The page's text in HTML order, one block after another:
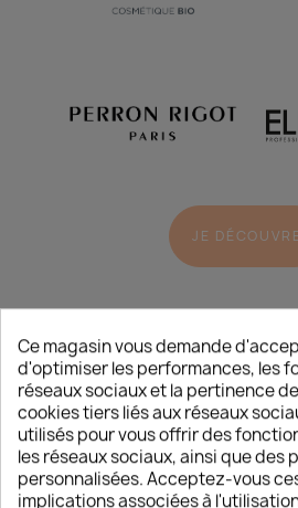
JE DÉCOUVRE
L’ACTUALITÉ/
Ce magasin vous demande
d'optimiser les performances, les
réseaux sociaux et la pertinence
cookies tiers liés aux réseaux
utilisés pour vous offrir des
les réseaux sociaux, ainsi que des
personnalisées. Acceptez-vous
implications associées à